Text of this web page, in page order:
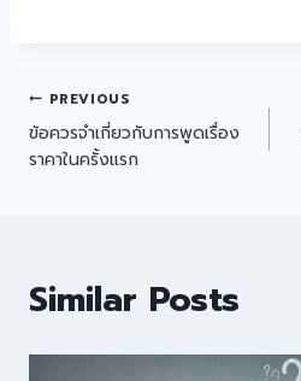
PREVIOUS
ข้อควรจำเกี่ยวกับการพูดเรื่อง
ราคาในครั้งแรก
Similar Posts